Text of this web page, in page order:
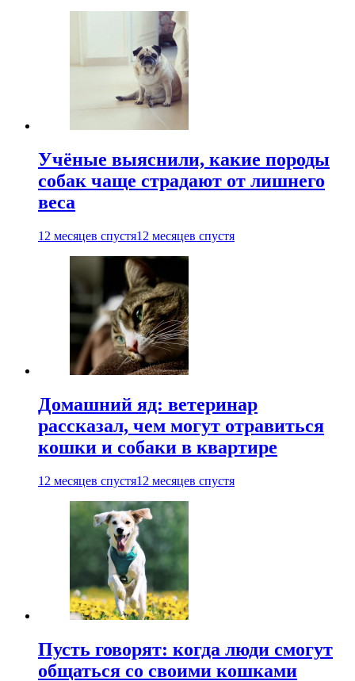
Учёные выяснили, какие породы
собак чаще страдают от лишнего
веса
12 месяцев спустя12 месяцев спустя
Домашний яд: ветеринар
рассказал, чем могут отравиться
кошки и собаки в квартире
12 месяцев спустя12 месяцев спустя
Пусть говорят: когда люди смогут
общаться со своими кошками